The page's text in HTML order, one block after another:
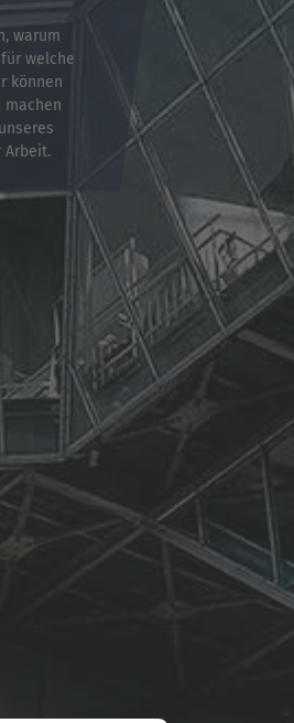
warum
welche
können
machen
Arbeit.